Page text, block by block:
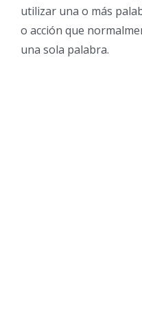
utilizar una o más
o acción que
una sola palabra.